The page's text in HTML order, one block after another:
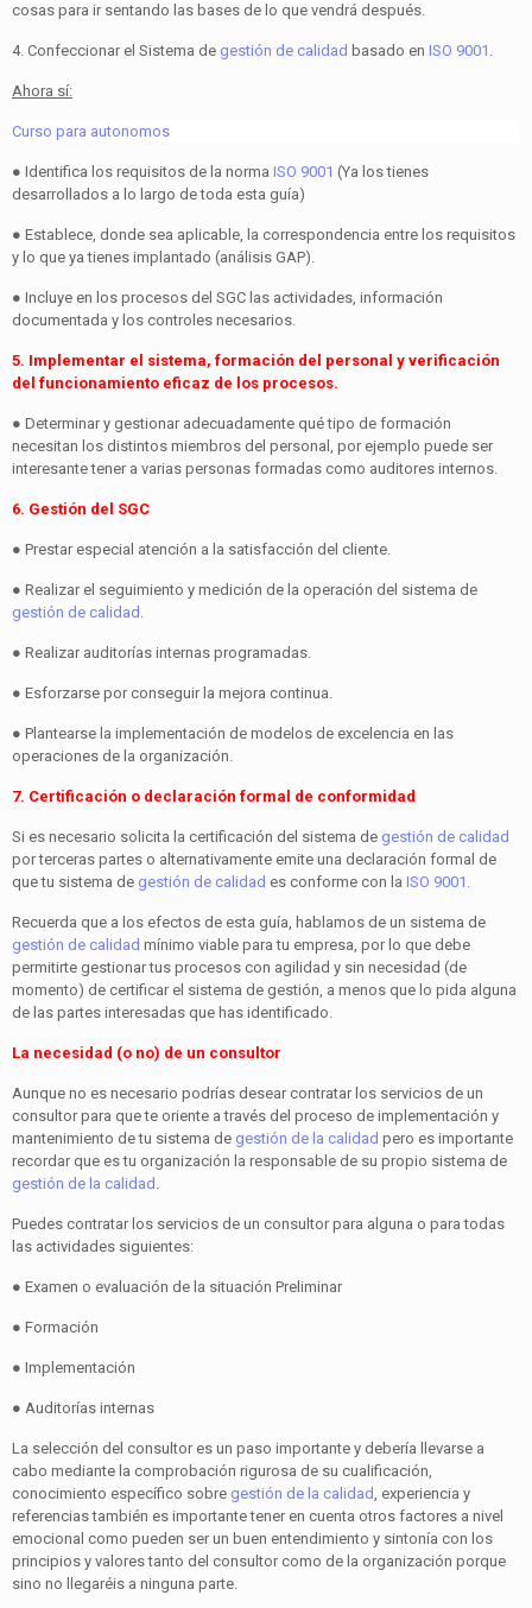
cosas para ir sentando las bases de lo que vendrá después.
4. Confeccionar el Sistema de gestión de calidad basado en ISO 9001.
Ahora sí:
Curso para autonomos
● Identifica los requisitos de la norma ISO 9001 (Ya los tienes
desarrollados a lo largo de toda esta guía)
● Establece, donde sea aplicable, la correspondencia entre los requisitos
y lo que ya tienes implantado (análisis GAP).
● Incluye en los procesos del SGC las actividades, información
documentada y los controles necesarios.
5. Implementar el sistema, formación del personal y verificación
del funcionamiento eficaz de los procesos.
● Determinar y gestionar adecuadamente qué tipo de formación
necesitan los distintos miembros del personal, por ejemplo puede ser
interesante tener a varias personas formadas como auditores internos.
6. Gestión del SGC
● Prestar especial atención a la satisfacción del cliente.
● Realizar el seguimiento y medición de la operación del sistema de
gestión de calidad .
● Realizar auditorías internas programadas.
● Esforzarse por conseguir la mejora continua.
● Plantearse la implementación de modelos de excelencia en las
operaciones de la organización.
7. Certificación o declaración formal de conformidad
Si es necesario solicita la certificación del sistema de gestión de calidad
por terceras partes o alternativamente emite una declaración formal de
que tu sistema de gestión de calidad es conforme con la ISO 9001.
Recuerda que a los efectos de esta guía, hablamos de un sistema de
gestión de calidad mínimo viable para tu empresa, por lo que debe
permitirte gestionar tus procesos con agilidad y sin necesidad (de
momento) de certificar el sistema de gestión, a menos que lo pida alguna
de las partes interesadas que has identificado.
La necesidad (o no) de un consultor
Aunque no es necesario podrías desear contratar los servicios de un
consultor para que te oriente a través del proceso de implementación y
mantenimiento de tu sistema de gestión de la calidad pero es importante
recordar que es tu organización la responsable de su propio sistema de
gestión de la calidad .
Puedes contratar los servicios de un consultor para alguna o para todas
las actividades siguientes:
● Examen o evaluación de la situación Preliminar
● Formación
● Implementación
● Auditorías internas
La selección del consultor es un paso importante y debería llevarse a
cabo mediante la comprobación rigurosa de su cualificación,
conocimiento específico sobre gestión de la calidad, experiencia y
referencias también es importante tener en cuenta otros factores a nivel
emocional como pueden ser un buen entendimiento y sintonía con los
principios y valores tanto del consultor como de la organización porque
sino no llegaréis a ninguna parte.